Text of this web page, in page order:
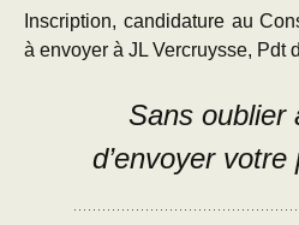
Inscription, candidature au
à envoyer à JL Vercruysse, Pdt
Sans oublier
d’envoyer votre